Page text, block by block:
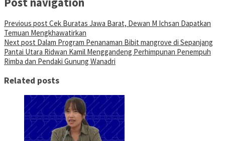
Previous post Cek Buratas Jawa Barat, Dewan M Ichsan Dapatkan
Temuan Mengkhawatirkan
Next post Dalam Program Penanaman Bibit mangrove di Sepanjang
Pantai Utara Ridwan Kamil Menggandeng Perhimpunan Penempuh
Rimba dan Pendaki Gunung Wanadri
Related posts